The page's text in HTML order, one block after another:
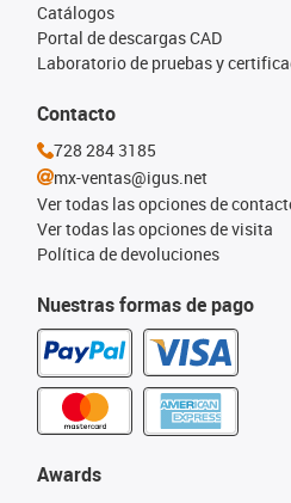
Nuestras formas de pago
Catálogos
Portal de descargas CAD
Laboratorio de pruebas y
Awards
Contacto
728 284 3185
mx-ventas@igus.net
Ver todas las opciones de
Ver todas las opciones de visita
Política de devoluciones